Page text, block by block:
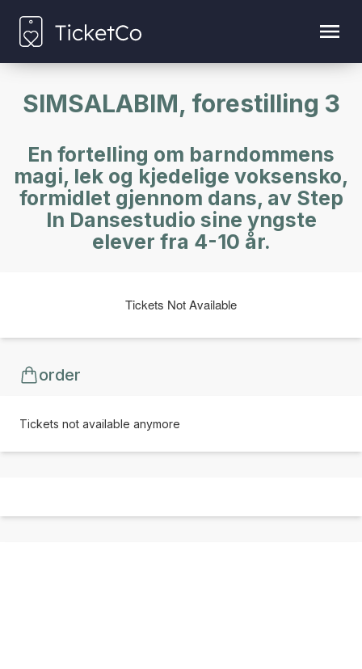
SIMSALABIM, forestilling 3
En fortelling om barndommens
magi, lek og kjedelige voksensko,
formidlet gjennom dans, av Step
In Dansestudio sine yngste
elever fra 4-10 år.
Tickets Not Available
order
Tickets not available anymore